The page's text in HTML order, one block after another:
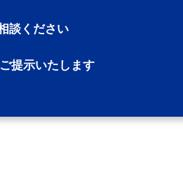
談ください
提示いたします